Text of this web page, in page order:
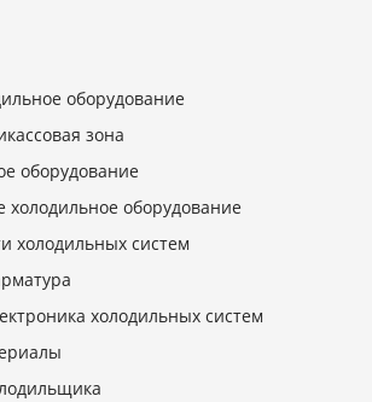
оборудование
зона
оборудование
оборудование
холодильных систем
холодильных систем